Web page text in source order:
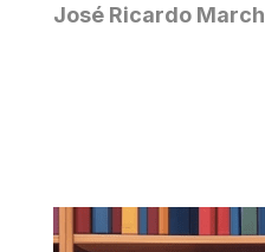
José Ricardo March